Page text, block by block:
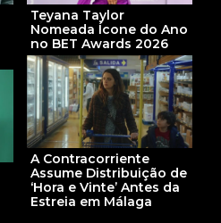
Teyana Taylor
Nomeada Ícone do Ano
no BET Awards 2026
A Contracorriente
Assume Distribuição de
‘Hora e Vinte’ Antes da
Estreia em Málaga